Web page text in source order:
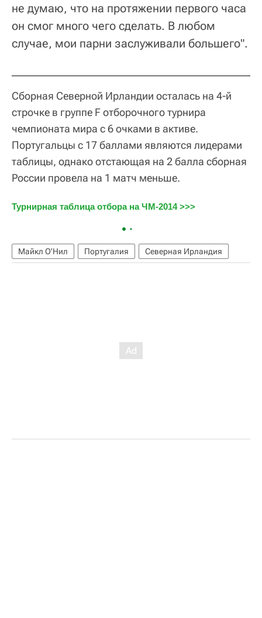
не думаю, что на протяжении первого часа
он смог много чего сделать. В любом
случае, мои парни заслуживали большего".
Сборная Северной Ирландии осталась на 4-й
строчке в группе F отборочного турнира
чемпионата мира с 6 очками в активе.
Португальцы с 17 баллами являются лидерами
таблицы, однако отстающая на 2 балла сборная
России провела на 1 матч меньше.
Турнирная таблица отбора на ЧМ-2014 >>>
Майкл О'Нил Португалия Северная Ирландия